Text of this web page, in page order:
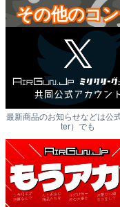
その他のコ
最新商品のお知らせなどは公
ter）でも